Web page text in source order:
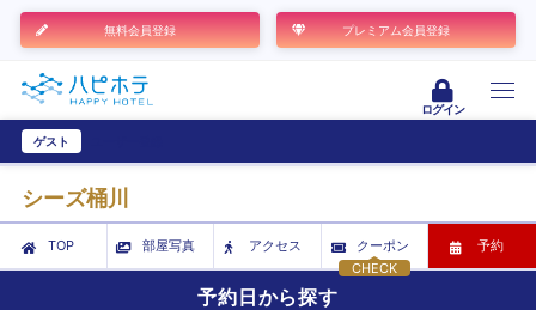
無料会員登録 プレミアム会員登録
ログイン
ゲスト
シーズ桶川
TOP 部屋写真
アクセス
CHECK
クーポン 予約
予約日から探す